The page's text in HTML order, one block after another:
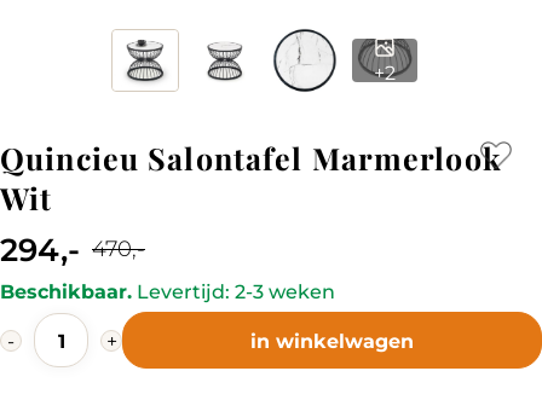
+2
Quincieu Salontafel Marmerlook
Wit
294,-
Current
price
is:
294,-.
470,-
Original
price
was:
470,-.
Beschikbaar. Levertijd: 2-3 weken
-
Quincieu
Salontafel
Marmerlook
+ in winkelwagen